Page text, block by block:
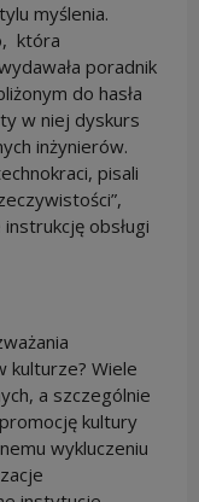
myślenia.
która
poradnik
do hasła
w niej dyskurs
inżynierów.
pisali
obsługi
kulturze? Wiele
a szczególnie
kultury
wykluczeniu